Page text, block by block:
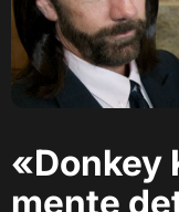
«Donkey
mente